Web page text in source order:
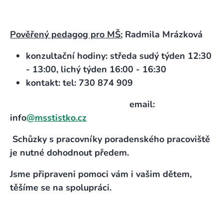
Pověřený pedagog pro MŠ: Radmila Mrázková
konzultační hodiny: středa sudý týden 12:30
- 13:00, lichý týden 16:00 - 16:30
kontakt: tel: 730 874 909
email:
info@msstistko.cz
Schůzky s pracovníky poradenského pracoviště
je nutné dohodnout předem.
Jsme připraveni pomoci vám i vašim dětem,
těšíme se na spolupráci.